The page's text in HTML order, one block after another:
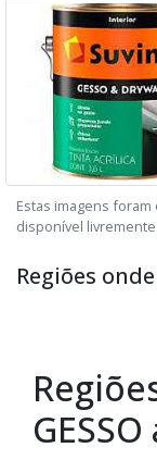
Estas imagens
disponível
Regiões